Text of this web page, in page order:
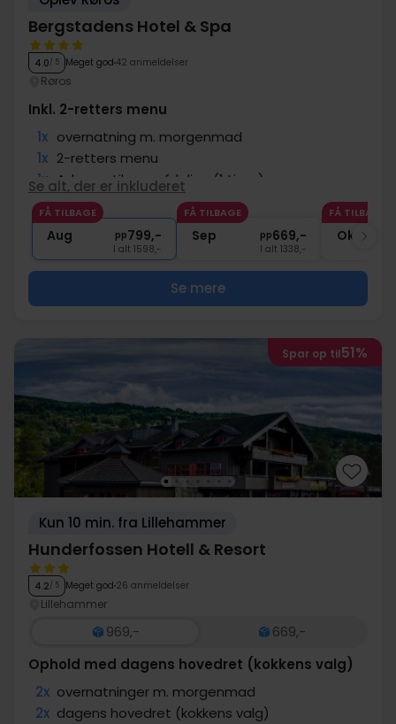
Bergstadens Hotel & Spa
4.0/ 5 Meget god 42 anmeldelser
Røros
Inkl. 2-retters menu
1x overnatning m. morgenmad
1x 2-retters menu
1x Adgang til spa afdeling (1 time)
∞ 10% rabat på spa-behandlinger
∞ Gratis parkering og internet
Se alt, der er inkluderet
FÅ TILBAGE
Aug pp799,-
I alt 1598,-
FÅ TILBAGE
Sep pp669,-
I alt 1338,-
FÅ TILBAGE
Okt
Se mere
Spar op til51%
Kun 10 min. fra Lillehammer
Hunderfossen Hotell & Resort
4.2/ 5 Meget god 26 anmeldelser
Lillehammer
969,-
669,-
Ophold med dagens hovedret (kokkens valg)
2x overnatninger m. morgenmad
2x dagens hovedret (kokkens valg)